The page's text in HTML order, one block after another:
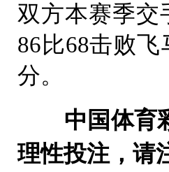
双方本赛季交
86比68击败
分。
中国体育彩
理性投注，请